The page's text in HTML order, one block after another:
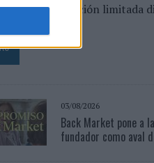
un menú de edición limitada
03/08/2026
Back Market pone a
fundador como aval